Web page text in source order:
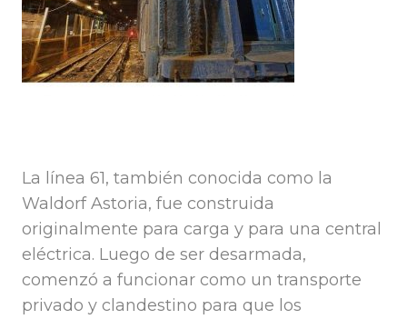
La línea 61, también conocida como la
Waldorf Astoria, fue construida
originalmente para carga y para una central
eléctrica. Luego de ser desarmada,
comenzó a funcionar como un transporte
privado y clandestino para que los